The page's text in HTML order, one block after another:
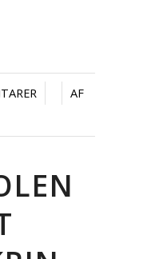
/
AF